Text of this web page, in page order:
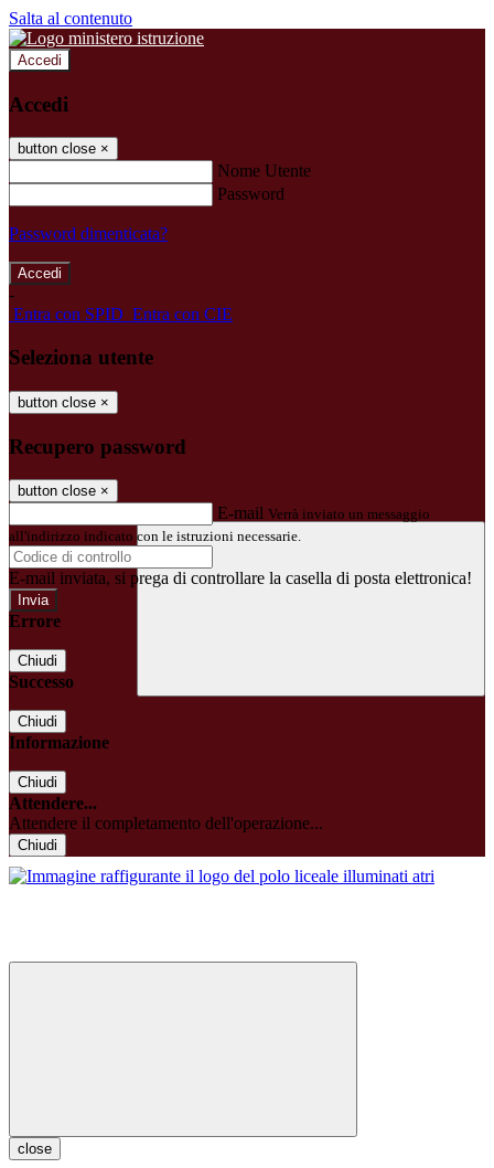
Salta al contenuto
Accedi
Accedi
button close ×
Nome Utente
Password
Password dimenticata?
-
Entra con SPID Entra con CIE
Seleziona utente
button close ×
Recupero password
button close ×
E-mail Verrà inviato un messaggio
all'indirizzo indicato con le istruzioni necessarie.
E-mail inviata, si prega di controllare la casella di posta elettronica!
Errore
Chiudi
Successo
Chiudi
Informazione
Chiudi
Attendere...
Attendere il completamento dell'operazione...
Chiudi
close